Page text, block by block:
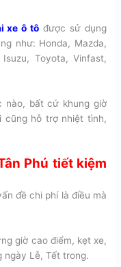
xe ô tô được sử dụng
như: Honda, Mazda,
Isuzu, Toyota, Vinfast,
nào, bất cứ khung giờ
cũng hỗ trợ nhiệt tình,
Phú tiết kiệm
đề chi phí là điều mà
giờ cao điểm, kẹt xe,
ngày Lễ, Tết trong.